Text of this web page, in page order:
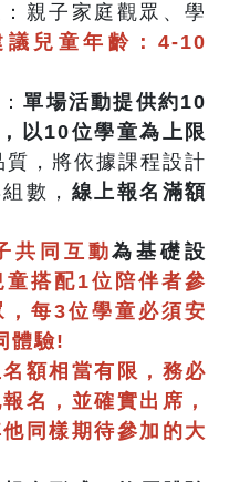
親子家庭觀眾、學
議兒童年齡：4-10
單場活動提供約10
以10位學童為上限
，將依據課程設計
數， 線上報名滿額
共同互動為基礎設
童搭配1位陪伴者參
每3位學童必須安
體驗!
額相當有限，務必
名，並確實出席，
同樣期待參加的大